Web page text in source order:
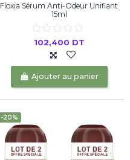
Floxia Sérum Anti-Odeur Unifiant
15ml
102,400 DT
Ajouter au panier
-20%